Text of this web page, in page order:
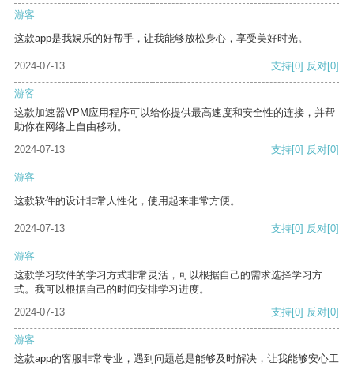
游客
这款app是我娱乐的好帮手，让我能够放松身心，享受美好时光。
2024-07-13 支持[0] 反对[0]
游客
这款加速器VPM应用程序可以给你提供最高速度和安全性的连接，并帮
助你在网络上自由移动。
2024-07-13
支持[0] 反对[0]
游客
这款软件的设计非常人性化，使用起来非常方便。
2024-07-13 支持[0] 反对[0]
游客
这款学习软件的学习方式非常灵活，可以根据自己的需求选择学习方
式。我可以根据自己的时间安排学习进度。
2024-07-13
支持[0] 反对[0]
游客
这款app的客服非常专业，遇到问题总是能够及时解决，让我能够安心工